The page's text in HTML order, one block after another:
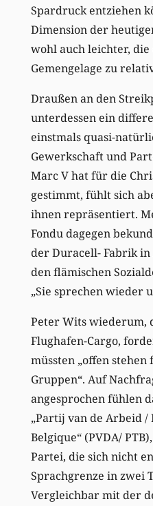
Spardruck entziehen
Dimension der
wohl auch leichter,
Gemengelage zu
Draußen an den
unterdessen ein
einstmals quasi-
Gewerkschaft und
Marc V hat für die
gestimmt, fühlt sich
ihnen repräsentiert.
Fondu dagegen
der Duracell- Fabrik
den flämischen
„Sie sprechen wieder
Peter Wits wiederum,
Flughafen-Cargo,
müssten „offen
Gruppen“. Auf
angesprochen fühlen
„Partij van de Arbeid
Belgique“ (PVDA/
Partei, die sich nicht
Sprachgrenze in zwei
Vergleichbar mit der